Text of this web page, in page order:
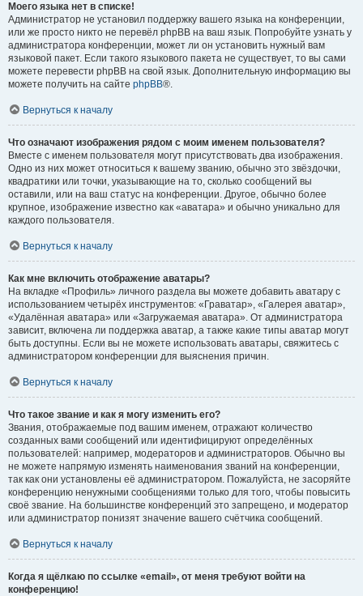
Моего языка нет в списке!
Администратор не установил поддержку вашего языка на конференции,
или же просто никто не перевёл phpBB на ваш язык. Попробуйте узнать у
администратора конференции, может ли он установить нужный вам
языковой пакет. Если такого языкового пакета не существует, то вы сами
можете перевести phpBB на свой язык. Дополнительную информацию вы
можете получить на сайте phpBB®.
Вернуться к началу
Что означают изображения рядом с моим именем пользователя?
Вместе с именем пользователя могут присутствовать два изображения.
Одно из них может относиться к вашему званию, обычно это звёздочки,
квадратики или точки, указывающие на то, сколько сообщений вы
оставили, или на ваш статус на конференции. Другое, обычно более
крупное, изображение известно как «аватара» и обычно уникально для
каждого пользователя.
Вернуться к началу
Как мне включить отображение аватары?
На вкладке «Профиль» личного раздела вы можете добавить аватару с
использованием четырёх инструментов: «Граватар», «Галерея аватар»,
«Удалённая аватара» или «Загружаемая аватара». От администратора
зависит, включена ли поддержка аватар, а также какие типы аватар могут
быть доступны. Если вы не можете использовать аватары, свяжитесь с
администратором конференции для выяснения причин.
Вернуться к началу
Что такое звание и как я могу изменить его?
Звания, отображаемые под вашим именем, отражают количество
созданных вами сообщений или идентифицируют определённых
пользователей: например, модераторов и администраторов. Обычно вы
не можете напрямую изменять наименования званий на конференции,
так как они установлены её администратором. Пожалуйста, не засоряйте
конференцию ненужными сообщениями только для того, чтобы повысить
своё звание. На большинстве конференций это запрещено, и модератор
или администратор понизят значение вашего счётчика сообщений.
Вернуться к началу
Когда я щёлкаю по ссылке «email», от меня требуют войти на
конференцию!